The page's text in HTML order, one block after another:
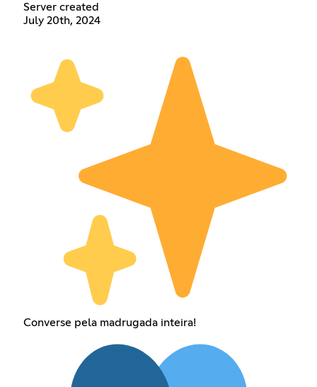
Server created
July 20th, 2024
Converse pela madrugada inteira!